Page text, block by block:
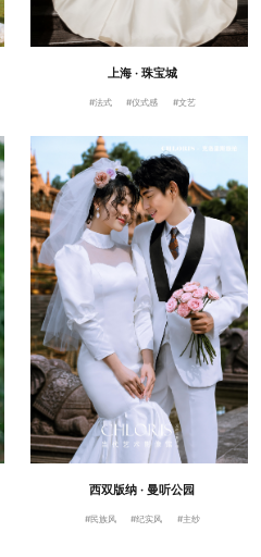
上海 · 珠宝城
#法式 #仪式感 #文艺
西双版纳 · 曼听公园
#民族风 #纪实风 #主纱